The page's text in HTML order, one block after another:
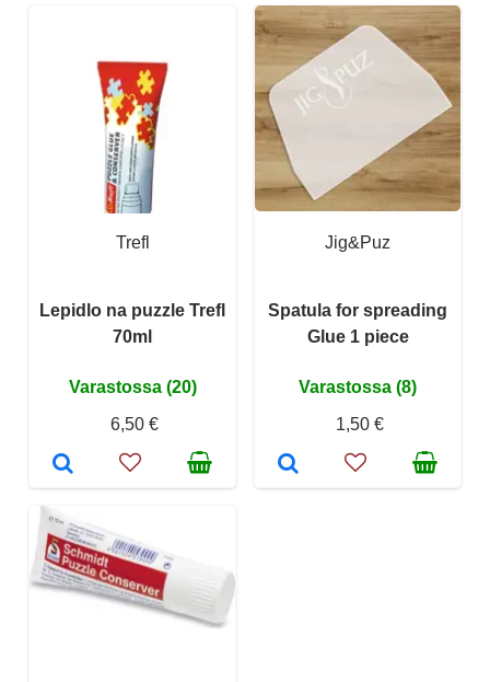
Trefl
Lepidlo na puzzle Trefl
70ml
Varastossa (20)
6,50 €
Jig&Puz
Spatula for spreading
Glue 1 piece
Varastossa (8)
1,50 €